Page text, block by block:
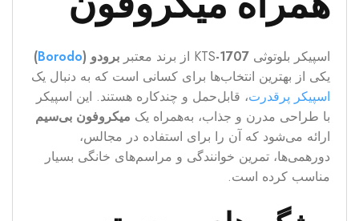
اسپیکر بلوتوثی KTS -1707 از برند معتبر برودو (Borodo
)
یکی از بهترین انتخاب‌ها برای کسانی است که به دنبال یک
اسپیکر پرقدرت، قابل‌حمل و چندکاره هستند. این اسپیکر
با طراحی مدرن و جذاب، به‌همراه یک میکروفون بی‌سیم
ارائه می‌شود که آن را برای استفاده در مجالس،
دورهمی‌ها، تمرین خوانندگی و مراسم‌های خانگی بسیار
مناسب کرده است.